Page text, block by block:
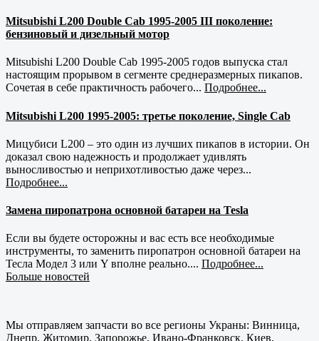
Mitsubishi L200 Double Cab 1995-2005 III поколение:
бензиновый и дизельный мотор
Mitsubishi L200 Double Cab 1995-2005 годов выпуска стал
настоящим прорывом в сегменте среднеразмерных пикапов.
Сочетая в себе практичность рабочего... Подробнее...
Mitsubishi L200 1995-2005: третье поколение, Single Cab
Мицубиси L200 – это один из лучших пикапов в истории. Он
доказал свою надежность и продолжает удивлять
выносливостью и неприхотливостью даже через...
Подробнее...
Замена пиропатрона основной батареи на Tesla
Если вы будете осторожны и вас есть все необходимые
инструменты, то заменить пиропатрон основной батареи на
Тесла Модел 3 или Y вполне реально.... Подробнее...
Больше новостей
Мы отправляем запчасти во все регионы Украны: Винница,
Днепр, Житомир, Запорожье, Ивано-Франковск, Киев,